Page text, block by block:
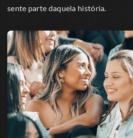
sente parte daquela história.